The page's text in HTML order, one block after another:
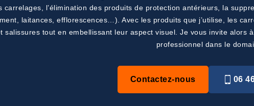
carrelages, l’élimination des produits de protection antérieurs, la
laitances, efflorescences…). Avec les produits que j’utilise, les
salissures tout en embellissant leur aspect visuel. Je vous invite
professionnel dans le
Contactez-nous 06